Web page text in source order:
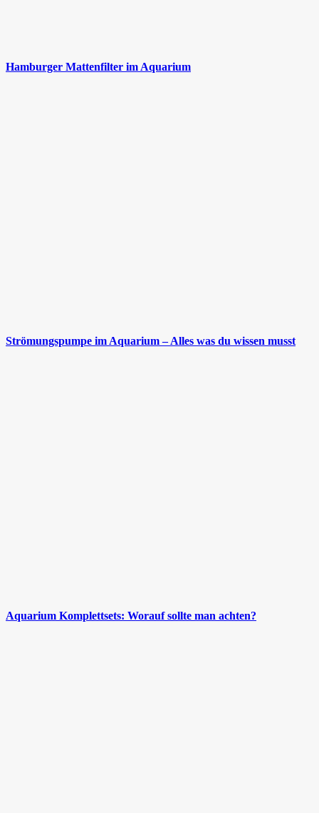
Hamburger Mattenfilter im Aquarium
Strömungspumpe im Aquarium – Alles was du wissen musst
Aquarium Komplettsets: Worauf sollte man achten?